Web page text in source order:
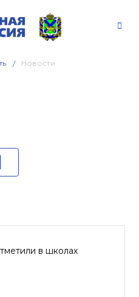
Новости
в школах